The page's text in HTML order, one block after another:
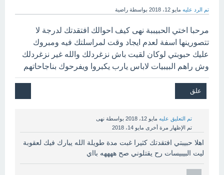
تم الرد عليه مايو 12، 2018 بواسطة راضية
مرحبا اختي الحبيببة نهى كيف احوالك افتقدتك لدرجة لا
تتصورينها اسفة لعدم ايجاد وقت لمراسلتك فيه ومبروك
عليك حبوبتي لوكان لقيت باش نزغردلك والله غير نزغردلك
وش راهم البيبيات لاباس يارب يكبروا ويفرحوك بناجاحاتهم
تم التعليق عليه مايو 12، 2018 بواسطة نهى
تم الإظهار مرة أخرى مايو 14، 2018
اهلا حبيبتي افتقدتك كثيرا غبت مدة طويلة الله يبارك فيك لعقوبة
ليت البيبيسات رح يقتلوني صح ههههه بااي